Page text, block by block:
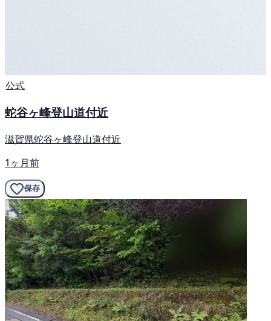
公式
蛇谷ヶ峰登山道付近
滋賀県蛇谷ヶ峰登山道付近
1ヶ月前
保存